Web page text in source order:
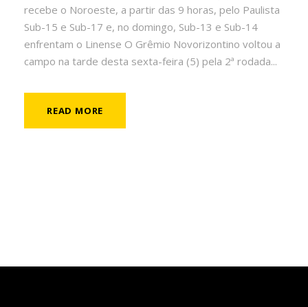
recebe o Noroeste, a partir das 9 horas, pelo Paulista
Sub-15 e Sub-17 e, no domingo, Sub-13 e Sub-14
enfrentam o Linense O Grêmio Novorizontino voltou a
campo na tarde desta sexta-feira (5) pela 2ª rodada...
READ MORE